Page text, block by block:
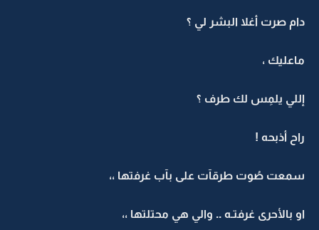
دام صرت أغلا البشر لي ؟
ماعليك ،
إللي يلمِس لك طرف ؟
راح أذبحه !
سمعت صُوت طرقآت على بآب غرفتها ،،
او بالأحرى غرفتـه .. والي هي محتلتها ،،